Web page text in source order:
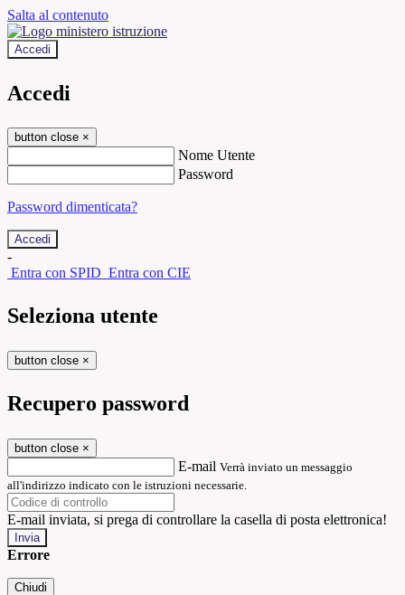
Salta al contenuto
Accedi
Accedi
button close ×
Nome Utente
Password
Password dimenticata?
-
Entra con SPID Entra con CIE
Seleziona utente
button close ×
Recupero password
button close ×
E-mail Verrà inviato un messaggio
all'indirizzo indicato con le istruzioni necessarie.
E-mail inviata, si prega di controllare la casella di posta elettronica!
Errore
Chiudi